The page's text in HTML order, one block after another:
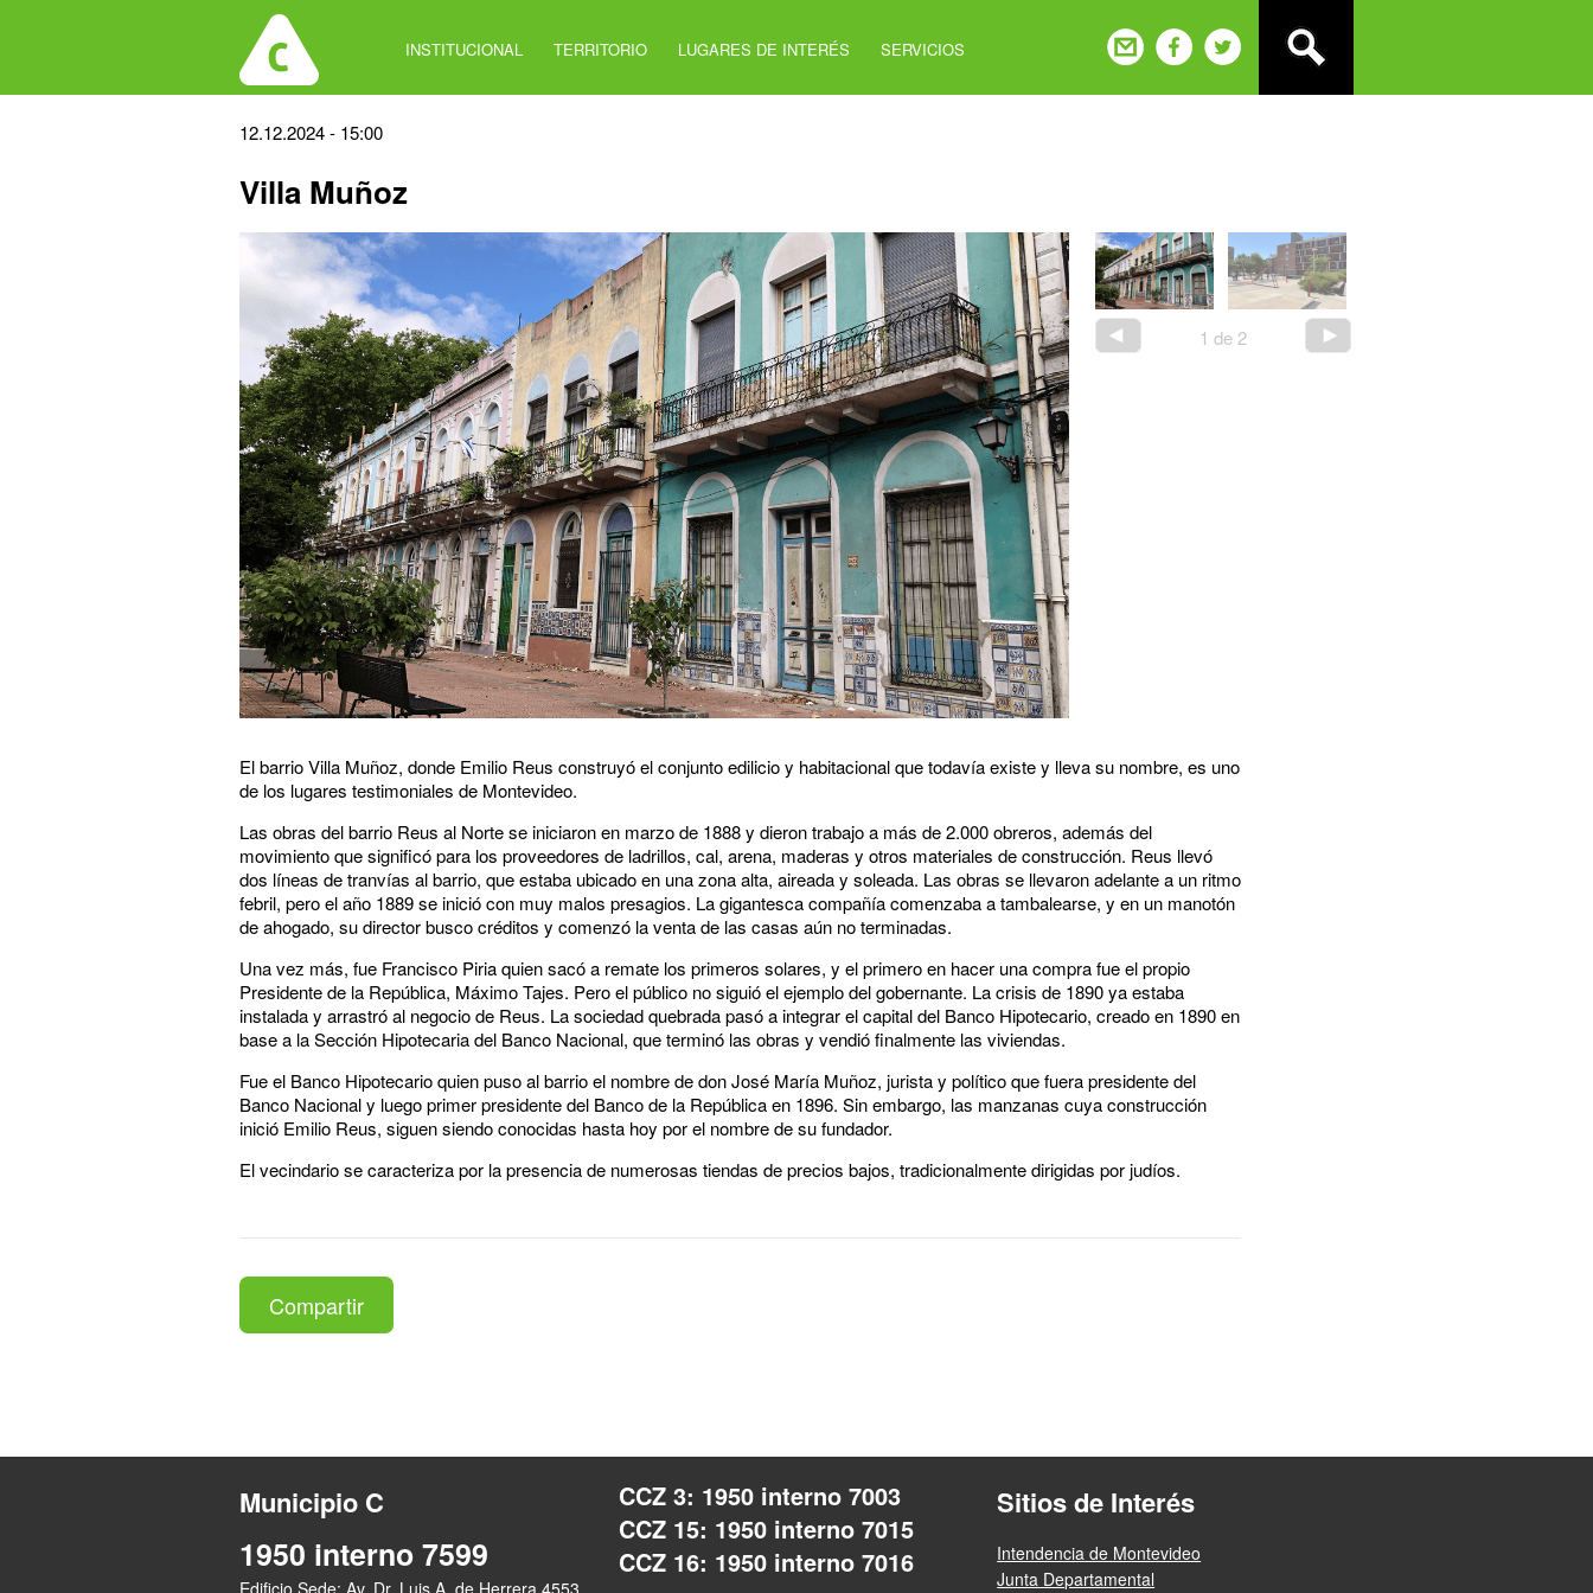
INSTITUCIONAL TERRITORIO LUGARES DE INTERÉS SERVICIOS
Back
top
12.12.2024 - 15:00
Villa Muñoz
2 de 2
El barrio Villa Muñoz, donde Emilio Reus construyó el conjunto edilicio y habitacional que todavía existe y lleva su nombre, es uno
de los lugares testimoniales de Montevideo.
Las obras del barrio Reus al Norte se iniciaron en marzo de 1888 y dieron trabajo a más de 2.000 obreros, además del
movimiento que significó para los proveedores de ladrillos, cal, arena, maderas y otros materiales de construcción. Reus llevó
dos líneas de tranvías al barrio, que estaba ubicado en una zona alta, aireada y soleada. Las obras se llevaron adelante a un ritmo
febril, pero el año 1889 se inició con muy malos presagios. La gigantesca compañía comenzaba a tambalearse, y en un manotón
de ahogado, su director busco créditos y comenzó la venta de las casas aún no terminadas.
Una vez más, fue Francisco Piria quien sacó a remate los primeros solares, y el primero en hacer una compra fue el propio
Presidente de la República, Máximo Tajes. Pero el público no siguió el ejemplo del gobernante. La crisis de 1890 ya estaba
instalada y arrastró al negocio de Reus. La sociedad quebrada pasó a integrar el capital del Banco Hipotecario, creado en 1890 en
base a la Sección Hipotecaria del Banco Nacional, que terminó las obras y vendió finalmente las viviendas.
Fue el Banco Hipotecario quien puso al barrio el nombre de don José María Muñoz, jurista y político que fuera presidente del
Banco Nacional y luego primer presidente del Banco de la República en 1896. Sin embargo, las manzanas cuya construcción
inició Emilio Reus, siguen siendo conocidas hasta hoy por el nombre de su fundador.
El vecindario se caracteriza por la presencia de numerosas tiendas de precios bajos, tradicionalmente dirigidas por judíos.
Compartir
Municipio C
1950 interno 7599
Edificio Sede: Av. Dr. Luis A. de Herrera 4553
CCZ 3: 1950 interno 7003
CCZ 15: 1950 interno 7015
CCZ 16: 1950 interno 7016
Sitios de Interés
Intendencia de Montevideo
Junta Departamental